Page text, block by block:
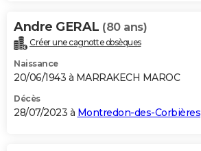
Andre GERAL (80 ans)
Créer une cagnotte obsèques
Naissance
20/06/1943 à MARRAKECH MAROC
Décès
28/07/2023 à Montredon-des-Corbières